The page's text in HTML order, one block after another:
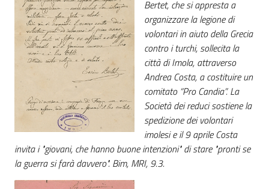
Bertet, che si appresta a
organizzare la legione di
volontari in aiuto della Grecia
contro i turchi, sollecita la
città di Imola, attraverso
Andrea Costa, a costituire un
comitato “Pro Candia”. La
Società dei reduci sostiene la
spedizione dei volontari
imolesi e il 9 aprile Costa
invita i "giovani, che hanno buone intenzioni" di stare "pronti se
la guerra si farà davvero". Bim, MRI, 9.3.